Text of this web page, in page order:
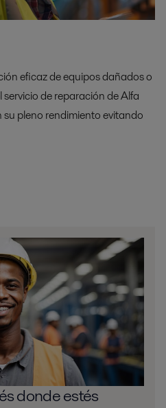
eficaz de equipos dañados o
de reparación de Alfa
pleno rendimiento evitando
donde estés